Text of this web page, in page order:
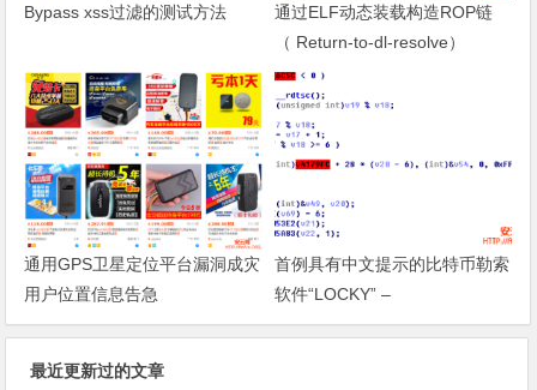
Bypass xss过滤的测试方法
通过ELF动态装载构造ROP链
（ Return-to-dl-resolve）
通用GPS卫星定位平台漏洞成灾
用户位置信息告急
首例具有中文提示的比特币勒索
软件“LOCKY” –
最近更新过的文章